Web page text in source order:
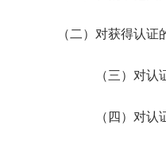
（二）对获得认
（三）对
（四）对认